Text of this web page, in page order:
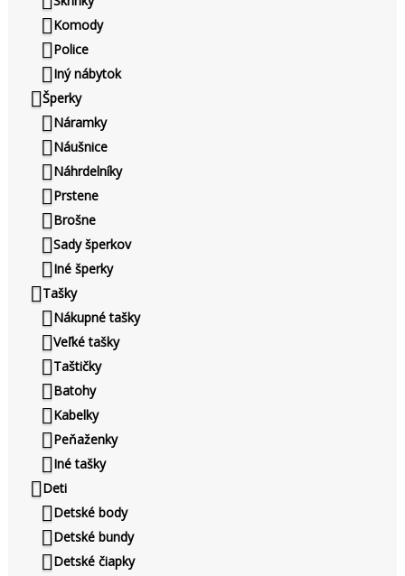
Komody
Police
Iný nábytok
Šperky
Náramky
Náušnice
Náhrdelníky
Prstene
Brošne
Sady šperkov
Iné šperky
Tašky
Nákupné tašky
Veľké tašky
Taštičky
Batohy
Kabelky
Peňaženky
Iné tašky
Deti
Detské body
Detské bundy
Detské čiapky